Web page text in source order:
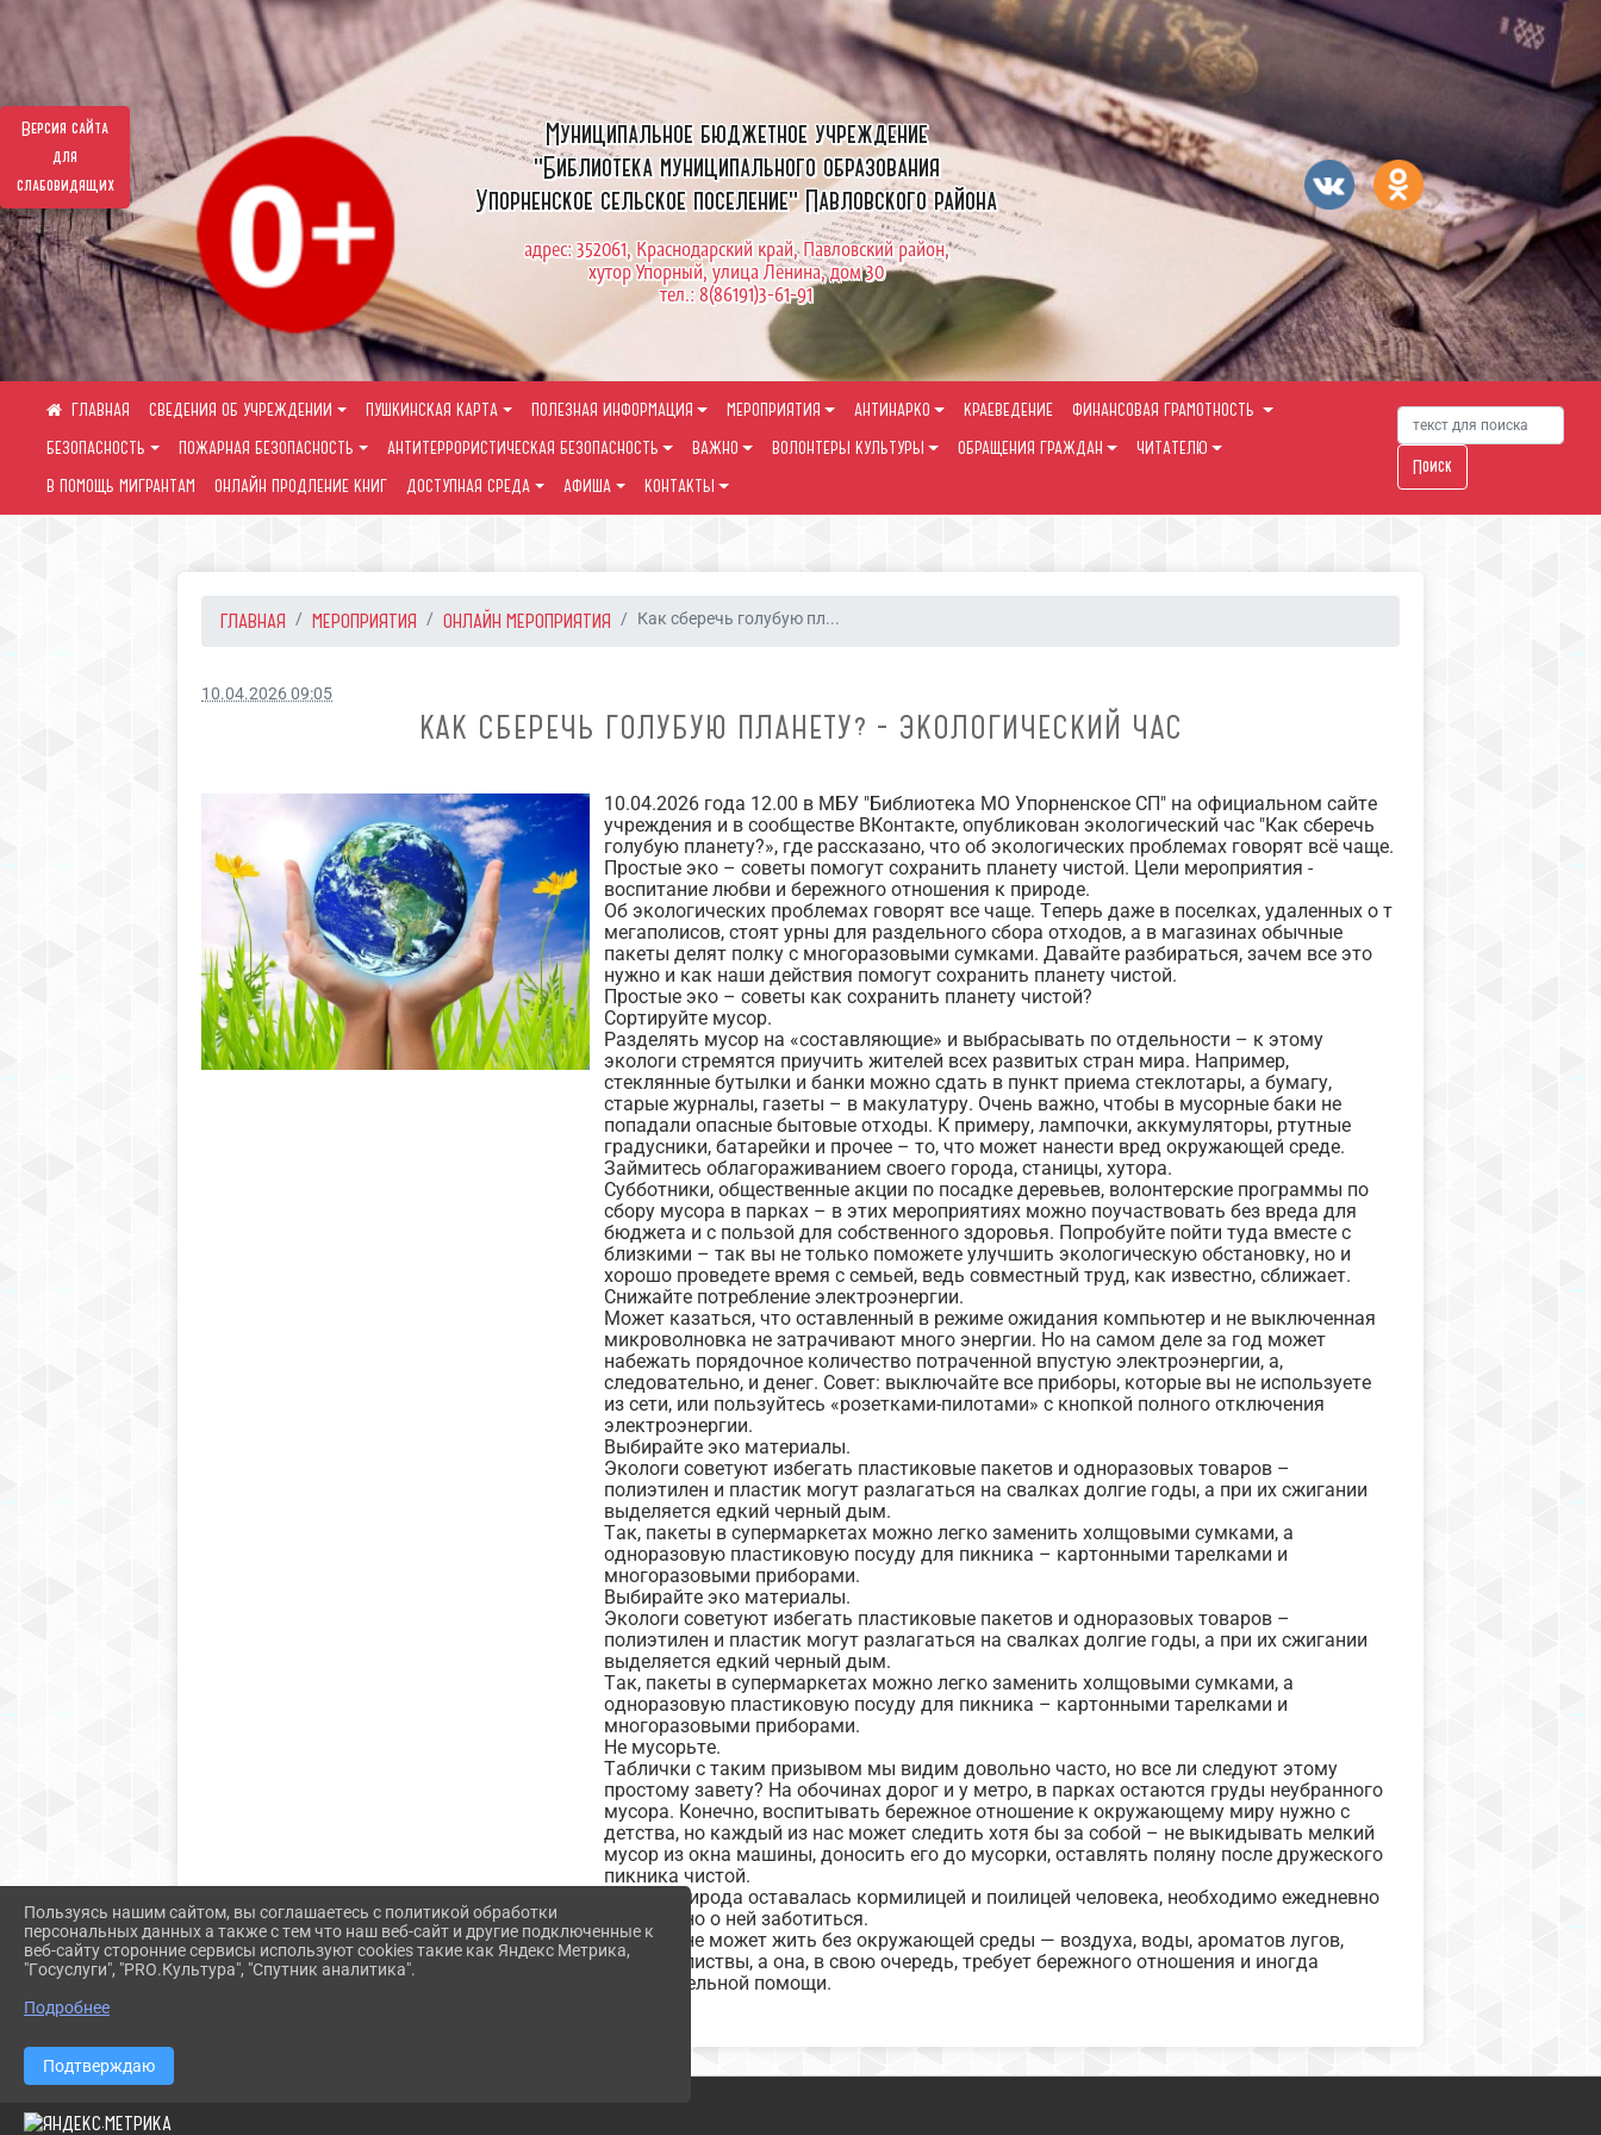
Версия сайта
для
слабовидящих
Муниципальное бюджетное учреждение
"Библиотека муниципального образования
Упорненское сельское поселение" Павловского района
адрес: 352061, Краснодарский край, Павловский район,
хутор Упорный, улица Ленина, дом 30
тел.: 8(86191)3-61-91
СВЕДЕНИЯ ОБ УЧРЕЖДЕНИИ ПУШКИНСКАЯ КАРТА ПОЛЕЗНАЯ ИНФОРМАЦИЯ МЕРОПРИЯТИЯ АНТИНАРКО КРАЕВЕДЕНИЕ
ФИНАНСОВАЯ ГРАМОТНОСТЬ
БЕЗОПАСНОСТЬ
ПОЖАРНАЯ БЕЗОПАСНОСТЬ АНТИТЕРРОРИСТИЧЕСКАЯ БЕЗОПАСНОСТЬ ВАЖНО ВОЛОНТЕРЫ КУЛЬТУРЫ ОБРАЩЕНИЯ ГРАЖДАН
ЧИТАТЕЛЮ
В ПОМОЩЬ МИГРАНТАМ
ОНЛАЙН ПРОДЛЕНИЕ КНИГ ДОСТУПНАЯ СРЕДА АФИША КОНТАКТЫ
Поиск
ГЛАВНАЯ МЕРОПРИЯТИЯ ОНЛАЙН МЕРОПРИЯТИЯ Как сберечь голубую пл...
10.04.2026 09:05
КАК СБЕРЕЧЬ ГОЛУБУЮ ПЛАНЕТУ? - ЭКОЛОГИЧЕСКИЙ ЧАС
10.04.2026 года 12.00 в МБУ "Библиотека МО Упорненское СП" на официальном сайте
учреждения и в сообществе ВКонтакте, опубликован экологический час "Как сберечь
голубую планету?», где рассказано, что об экологических проблемах говорят всё чаще.
Простые эко – советы помогут сохранить планету чистой. Цели мероприятия -
воспитание любви и бережного отношения к природе.
Об экологических проблемах говорят все чаще. Теперь даже в поселках, удаленных о т
мегаполисов, стоят урны для раздельного сбора отходов, а в магазинах обычные
пакеты делят полку с многоразовыми сумками. Давайте разбираться, зачем все это
нужно и как наши действия помогут сохранить планету чистой.
Простые эко – советы как сохранить планету чистой?
Сортируйте мусор.
Разделять мусор на «составляющие» и выбрасывать по отдельности – к этому
экологи стремятся приучить жителей всех развитых стран мира. Например,
стеклянные бутылки и банки можно сдать в пункт приема стеклотары, а бумагу,
старые журналы, газеты – в макулатуру. Очень важно, чтобы в мусорные баки не
попадали опасные бытовые отходы. К примеру, лампочки, аккумуляторы, ртутные
градусники, батарейки и прочее – то, что может нанести вред окружающей среде.
Займитесь облагораживанием своего города, станицы, хутора.
Субботники, общественные акции по посадке деревьев, волонтерские программы по
сбору мусора в парках – в этих мероприятиях можно поучаствовать без вреда для
бюджета и с пользой для собственного здоровья. Попробуйте пойти туда вместе с
близкими – так вы не только поможете улучшить экологическую обстановку, но и
хорошо проведете время с семьей, ведь совместный труд, как известно, сближает.
Снижайте потребление электроэнергии.
Может казаться, что оставленный в режиме ожидания компьютер и не выключенная
микроволновка не затрачивают много энергии. Но на самом деле за год может
набежать порядочное количество потраченной впустую электроэнергии, а,
следовательно, и денег. Совет: выключайте все приборы, которые вы не используете
из сети, или пользуйтесь «розетками-пилотами» с кнопкой полного отключения
электроэнергии.
Выбирайте эко материалы.
Экологи советуют избегать пластиковые пакетов и одноразовых товаров –
полиэтилен и пластик могут разлагаться на свалках долгие годы, а при их сжигании
выделяется едкий черный дым.
Так, пакеты в супермаркетах можно легко заменить холщовыми сумками, а
одноразовую пластиковую посуду для пикника – картонными тарелками и
многоразовыми приборами.
Выбирайте эко материалы.
Экологи советуют избегать пластиковые пакетов и одноразовых товаров –
полиэтилен и пластик могут разлагаться на свалках долгие годы, а при их сжигании
выделяется едкий черный дым.
Так, пакеты в супермаркетах можно легко заменить холщовыми сумками, а
одноразовую пластиковую посуду для пикника – картонными тарелками и
многоразовыми приборами.
Не мусорьте.
Таблички с таким призывом мы видим довольно часто, но все ли следуют этому
простому завету? На обочинах дорог и у метро, в парках остаются груды неубранного
мусора. Конечно, воспитывать бережное отношение к окружающему миру нужно с
детства, но каждый из нас может следить хотя бы за собой – не выкидывать мелкий
мусор из окна машины, доносить его до мусорки, оставлять поляну после дружеского
пикника чистой.
Чтобы природа оставалась кормилицей и поилицей человека, необходимо ежедневно
и ежечасно о ней заботиться.
Человек не может жить без окружающей среды — воздуха, воды, ароматов лугов,
шелеста листвы, а она, в свою очередь, требует бережного отношения и иногда
незначительной помощи.
Пользуясь нашим сайтом, вы соглашаетесь с политикой обработки
персональных данных а также с тем что наш веб-сайт и другие подключенные к
веб-сайту сторонние сервисы используют cookies такие как Яндекс Метрика,
"Госуслуги", "PRO.Культура", "Спутник аналитика".
Подробнее
Подтверждаю